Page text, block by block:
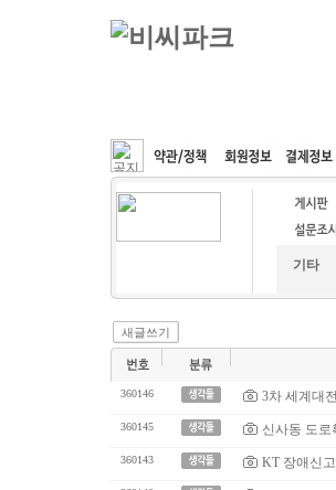
커뮤니티 속도패치 웹호
기타
새글쓰기
360146 3차 세계대
360145 신사동 도로
360143 KT 장애신